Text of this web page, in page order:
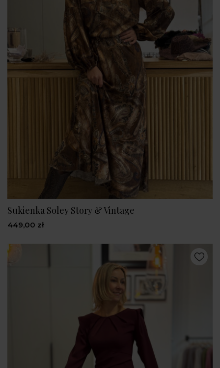
Sukienka Soley Story & Vintage
449,00 zł